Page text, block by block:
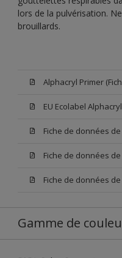
lors de la pulvérisation.
brouillards.
Alphacryl Primer
EU Ecolabel
Gamme de